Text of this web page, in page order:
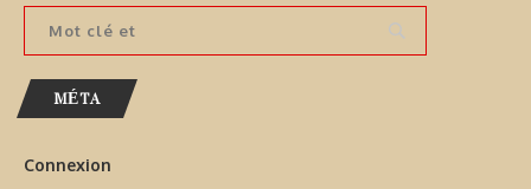
MÉTA
Connexion